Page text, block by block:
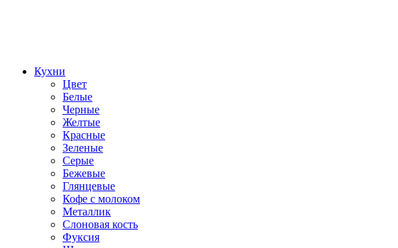
Кухни
Цвет
Белые
Черные
Желтые
Красные
Зеленые
Серые
Бежевые
Глянцевые
Кофе с молоком
Металлик
Слоновая кость
Фуксия